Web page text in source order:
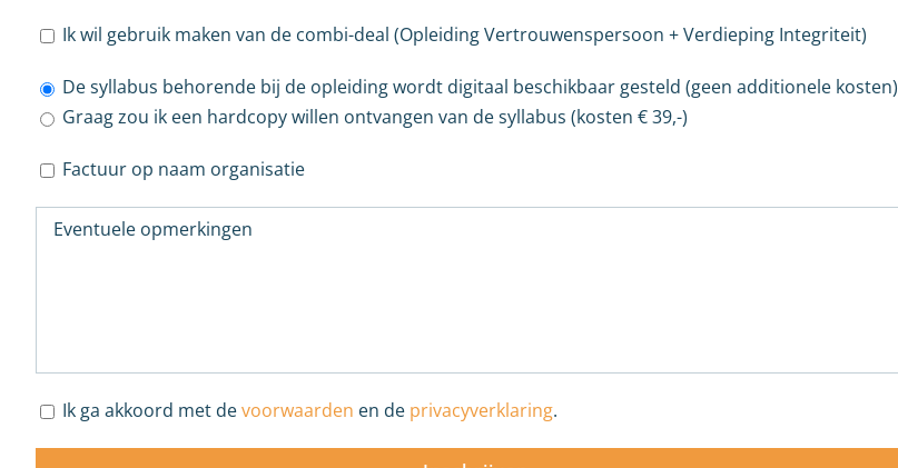
Ik wil gebruik maken van de combi-deal (Opleiding Vertrouwenspersoon + Verdieping Integriteit)
De syllabus behorende bij de opleiding wordt digitaal beschikbaar gesteld (geen additionele kosten)
Graag zou ik een hardcopy willen ontvangen van de syllabus (kosten € 39,-)
Factuur op naam organisatie
Ik ga akkoord met devoorwaarden en de privacyverklaring.